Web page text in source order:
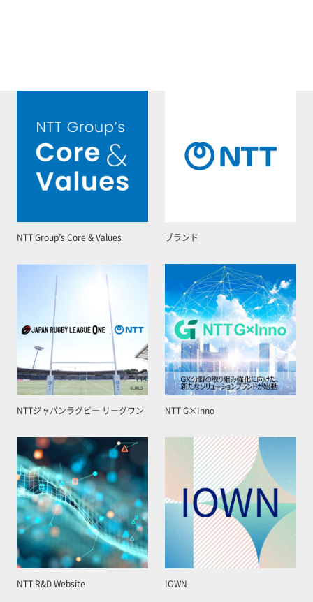
NTT Group’s Core & Values ブランド
NTTジャパンラグビー リーグワン NTT G×Inno
NTT R&D Website IOWN